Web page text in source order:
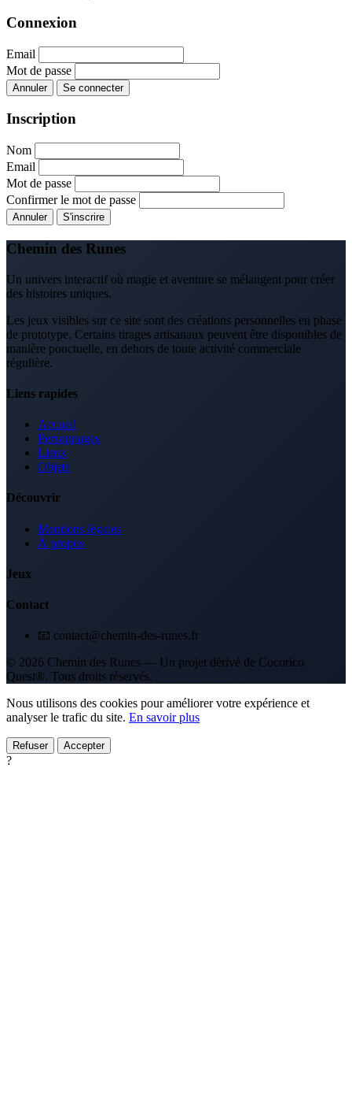
Connexion
Email
Mot de passe
Annuler Se connecter
Inscription
Nom
Email
Mot de passe
Confirmer le mot de passe
Annuler S'inscrire
Chemin des Runes
Un univers interactif où magie et aventure se mélangent pour créer
des histoires uniques.
Les jeux visibles sur ce site sont des créations personnelles en phase
de prototype. Certains tirages artisanaux peuvent être disponibles de
manière ponctuelle, en dehors de toute activité commerciale
régulière.
Liens rapides
Accueil
Personnages
Lieux
Objets
Découvrir
Mentions légales
À propos
Jeux
Contact
📧 contact@chemin-des-runes.fr
© 2026 Chemin des Runes — Un projet dérivé de Cocorico
Quest®. Tous droits réservés.
Nous utilisons des cookies pour améliorer votre expérience et
analyser le trafic du site. En savoir plus
Refuser Accepter
?